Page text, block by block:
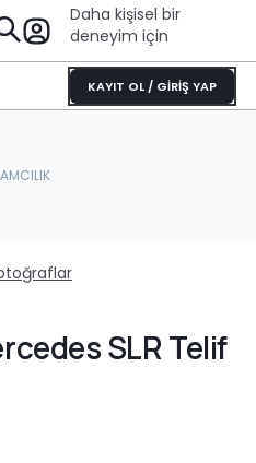
Daha kişisel bir
deneyim için
KAYIT OL / GİRİŞ YAP
SLR Telif